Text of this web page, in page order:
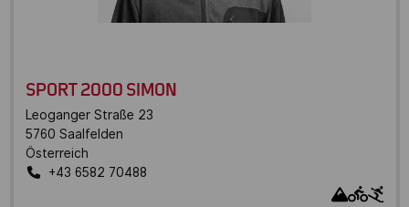
SPORT 2000 SIMON
Leoganger Straße 23
5760 Saalfelden
Österreich
+43 6582 70488